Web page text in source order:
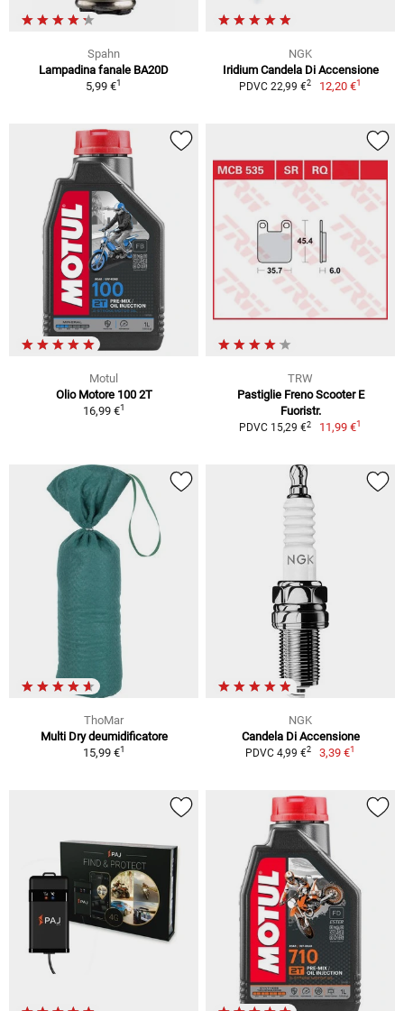
Spahn
Lampadina fanale BA20D
5,99 €1
NGK
Iridium Candela Di Accensione
PDVC 22,99 €2 12,20 €1
Motul
Olio Motore 100 2T
16,99 €1
TRW
Pastiglie Freno Scooter E
Fuoristr.
PDVC 15,29 €2 11,99 €1
ThoMar
Multi Dry deumidificatore
15,99 €1
NGK
Candela Di Accensione
PDVC 4,99 €2 3,39 €1